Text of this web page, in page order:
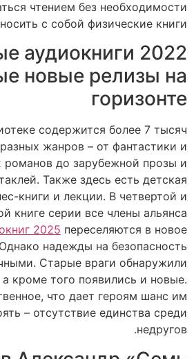
чтением без необходимости
с собой физические книги.
аудиокниги 2022
новые релизы на
горизонте
содержится более 7 тысяч
жанров – от фантастики и
романов до зарубежной прозы и
Также здесь есть детская
книги и лекции. В четвертой и
книге серии все члены альянса
2025 переселяются в новое
надежды на безопасность
Старые враги обнаружили
кроме того появились и новые.
что дает героям шанс им
– отсутствие единства среди
недругов.